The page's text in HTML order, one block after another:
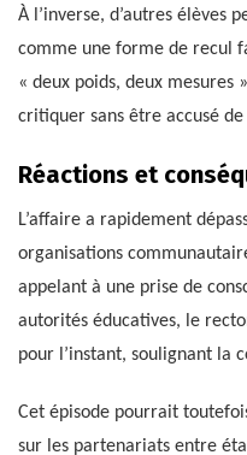
À l’inverse, d’autres élèves
comme une forme de recul
« deux poids, deux mesures
critiquer sans être accusé
Réactions et
L’affaire a rapidement
organisations
appelant à une prise de
autorités éducatives, le
pour l’instant, soulignant la
Cet épisode pourrait
sur les partenariats entre